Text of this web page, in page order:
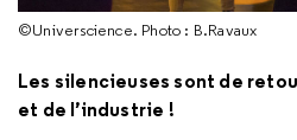
©Universcience. Photo : B.Ravaux
Les silencieuses sont de
et de l’industrie !